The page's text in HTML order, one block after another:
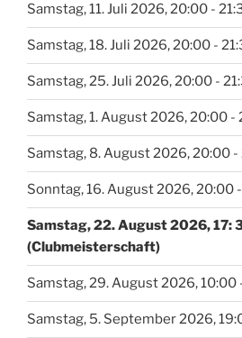
Samstag, 11. Juli 2026, 20:00 -
Samstag, 18. Juli 2026, 20:00 -
Samstag, 25. Juli 2026, 20:00 -
Samstag, 1. August 2026, 20:00 -
Samstag, 8. August 2026, 20:00 -
Sonntag, 16. August 2026, 20:00
Samstag, 22. August 2026, 17:
(Clubmeisterschaft)
Samstag, 29. August 2026, 10:00
Samstag, 5. September 2026,